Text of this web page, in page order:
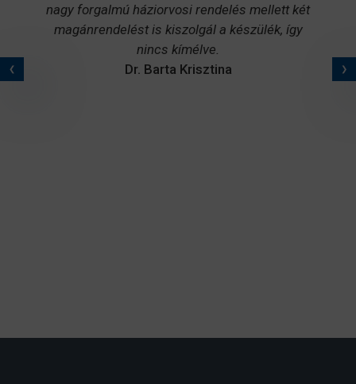
nagy forgalmú háziorvosi rendelés mellett két
magánrendelést is kiszolgál a készülék, így
nincs kímélve.
Dr. Barta Krisztina